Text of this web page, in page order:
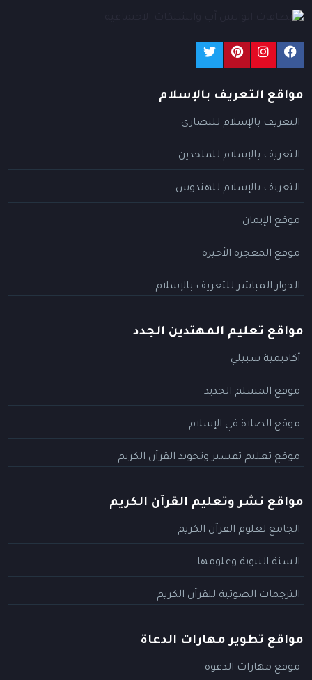
مواقع التعريف بالإسلام
التعريف بالإسلام للنصارى
التعريف بالإسلام للملحدين
التعريف بالإسلام للهندوس
موقع الإيمان
موقع المعجزة الأخيرة
الحوار المباشر للتعريف بالإسلام
مواقع تعليم المهتدين الجدد
أكاديمية سبيلي
موقع المسلم الجديد
موقع الصلاة في الإسلام
موقع تعليم تفسير وتجويد القرآن الكريم
مواقع نشر وتعليم القرآن الكريم
الجامع لعلوم القرآن الكريم
السنة النبوية وعلومها
الترجمات الصوتية للقرآن الكريم
مواقع تطوير مهارات الدعاة
موقع مهارات الدعوة